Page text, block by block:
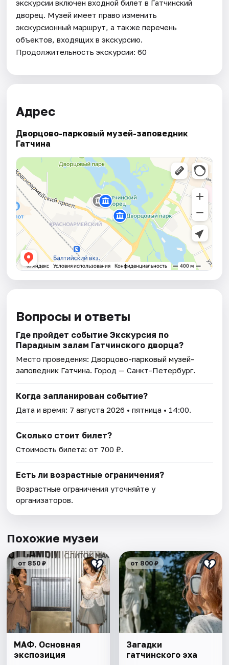
экскурсии включен входной билет в Гатчинский
дворец. Музей имеет право изменить
экскурсионный маршрут, а также перечень
объектов, входящих в экскурсию.
Продолжительность экскурсии: 60
Адрес
Дворцово-парковый музей-заповедник
Гатчина
Вопросы и ответы
Где пройдет событие Экскурсия по
Парадным залам Гатчинского дворца?
Место проведения: Дворцово-парковый музей-
заповедник Гатчина. Город — Санкт-Петербург.
Когда запланирован событие?
Дата и время: 7 августа 2026 • пятница • 14:00.
Сколько стоит билет?
Стоимость билета: от 700 ₽.
Есть ли возрастные ограничения?
Возрастные ограничения уточняйте у
организаторов.
Похожие музеи
от 850 ₽
МАФ. Основная
экспозиция
от 800 ₽
Загадки
гатчинского эха